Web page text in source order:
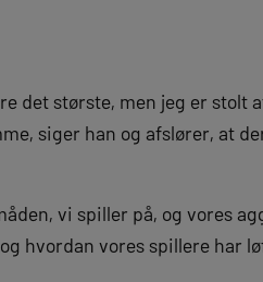
det største, men jeg er stolt
siger han og afslører, at
vi spiller på, og vores
hvordan vores spillere har